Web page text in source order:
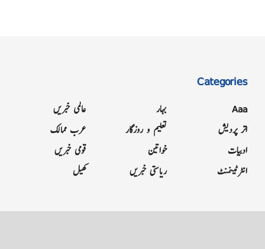
Categories
Aaa
اتر پردیش
ادبیات
انٹرٹینمنٹ
بہار
تعلیم و روزگار
خواتین
ریاستی خبریں
عالمی خبریں
عرب ممالک
قومی خبریں
کھیل